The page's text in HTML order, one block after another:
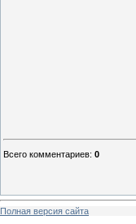
Всего комментариев: 0
Полная версия сайта